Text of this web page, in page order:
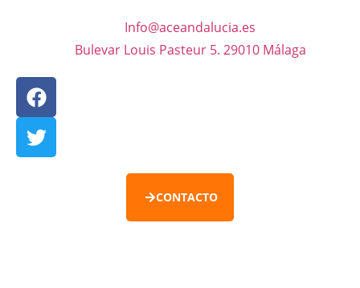
Info@aceandalucia.es
Bulevar Louis Pasteur 5. 29010 Málaga
CONTACTO